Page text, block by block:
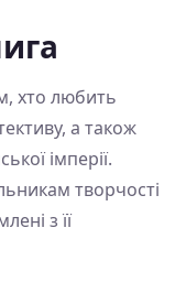
хто любить
а також
імперії.
творчості
з її